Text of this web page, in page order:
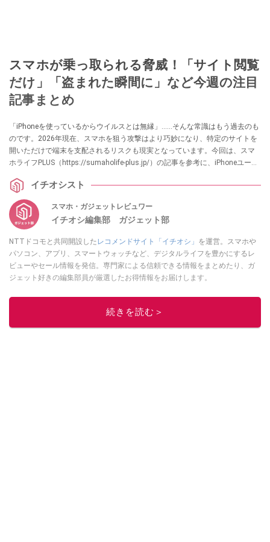
スマホが乗っ取られる脅威！「サイト閲覧
だけ」「盗まれた瞬間に」など今週の注目
記事まとめ
「iPhoneを使っているからウイルスとは無縁」……そんな常識はもう過去のも
のです。2026年現在、スマホを狙う攻撃はより巧妙になり、特定のサイトを
開いただけで端末を支配されるリスクも現実となっています。今回は、スマ
ホライフPLUS（https://sumaholife-plus.jp/）の記事を参考に、iPhoneユーザ
トを解説します。
イチオシスト
スマホ・ガジェットレビュワー
イチオシ編集部 ガジェット部
NTTドコモと共同開設したレコメンドサイト「イチオシ」 を運営。スマホや
パソコン、アプリ、スマートウォッチなど、デジタルライフを豊かにするレ
ビューやセール情報を発信。専門家による信頼できる情報をまとめたり、ガ
ジェット好きの編集部員が厳選したお得情報をお届けします。
このイチオシストの他の記事を読む
続きを読む＞